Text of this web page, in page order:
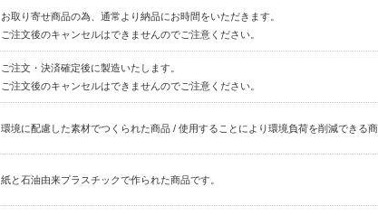
お取り寄せ商品の為、通常より納品にお時間をいただきます。
ご注文後のキャンセルはできませんのでご注意ください。
ご注文・決済確定後に製造いたします。
ご注文後のキャンセルはできませんのでご注意ください。
環境に配慮した素材でつくられた商品 / 使用することにより環境負荷を削減できる
紙と石油由来プラスチックで作られた商品です。